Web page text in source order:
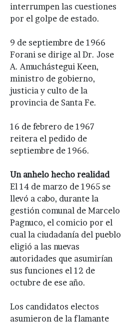
interrumpen las cuestiones
por el golpe de estado.
9 de septiembre de 1966
Forani se dirige al Dr. Jose
A. Amuchástegui Keen,
ministro de gobierno,
justicia y culto de la
provincia de Santa Fe.
16 de febrero de 1967
reitera el pedido de
septiembre de 1966.
Un anhelo hecho realidad
El 14 de marzo de 1965 se
llevó a cabo, durante la
gestión comunal de Marcelo
Pagnuco, el comicio por el
cual la ciudadanía del pueblo
eligió a las nuevas
autoridades que asumirían
sus funciones el 12 de
octubre de ese año.
Los candidatos electos
asumieron de la flamante